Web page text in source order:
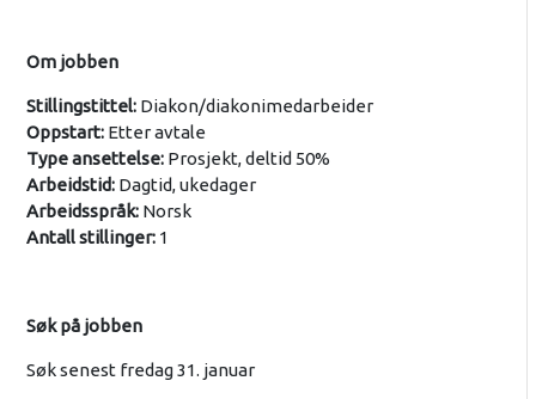
Om jobben
Stillingstittel: Diakon/diakonimedarbeider
Oppstart: Etter avtale
Type ansettelse: Prosjekt, deltid 50%
Arbeidstid: Dagtid, ukedager
Arbeidsspråk: Norsk
Antall stillinger: 1
Søk på jobben
Søk senest fredag 31. januar